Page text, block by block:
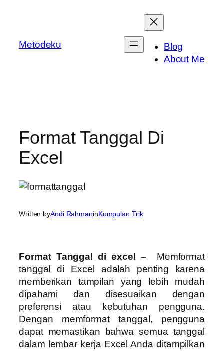
Metodeku
Blog
About Me
Format Tanggal Di
Excel
Written byAndi RahmaninKumpulan Trik
Format Tanggal di excel –
Memformat
tanggal di Excel adalah penting karena
memberikan tampilan yang lebih mudah
dipahami dan disesuaikan dengan
preferensi atau kebutuhan pengguna.
Dengan memformat tanggal, pengguna
dapat memastikan bahwa semua tanggal
dalam lembar kerja Excel Anda ditampilkan